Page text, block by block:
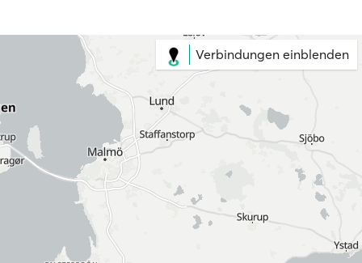
Verbindungen einblenden